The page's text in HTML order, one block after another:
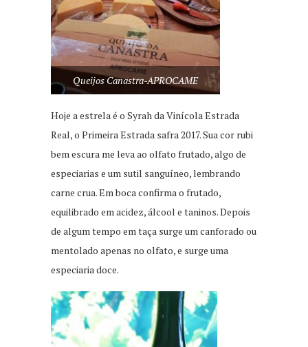
Queijos Canastra-APROCAME
Hoje a estrela é o Syrah da Vinícola Estrada
Real, o Primeira Estrada safra 2017. Sua cor rubi
bem escura me leva ao olfato frutado, algo de
especiarias e um sutil sanguíneo, lembrando
carne crua. Em boca confirma o frutado,
equilibrado em acidez, álcool e taninos. Depois
de algum tempo em taça surge um canforado ou
mentolado apenas no olfato, e surge uma
especiaria doce.